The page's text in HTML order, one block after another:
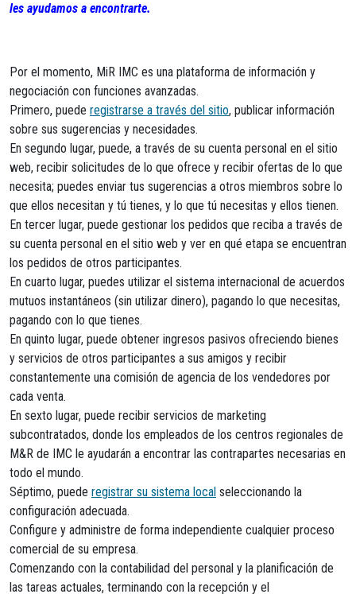
les ayudamos a encontrarte.
Por el momento, MiR IMC es una plataforma de información y
negociación con funciones avanzadas.
Primero, puede registrarse a través del sitio, publicar información
sobre sus sugerencias y necesidades.
En segundo lugar, puede, a través de su cuenta personal en el sitio
web, recibir solicitudes de lo que ofrece y recibir ofertas de lo que
necesita; puedes enviar tus sugerencias a otros miembros sobre lo
que ellos necesitan y tú tienes, y lo que tú necesitas y ellos tienen.
En tercer lugar, puede gestionar los pedidos que reciba a través de
su cuenta personal en el sitio web y ver en qué etapa se encuentran
los pedidos de otros participantes.
En cuarto lugar, puedes utilizar el sistema internacional de acuerdos
mutuos instantáneos (sin utilizar dinero), pagando lo que necesitas,
pagando con lo que tienes.
En quinto lugar, puede obtener ingresos pasivos ofreciendo bienes
y servicios de otros participantes a sus amigos y recibir
constantemente una comisión de agencia de los vendedores por
cada venta.
En sexto lugar, puede recibir servicios de marketing
subcontratados, donde los empleados de los centros regionales de
M&R de IMC le ayudarán a encontrar las contrapartes necesarias en
todo el mundo.
Séptimo, puede registrar su sistema local seleccionando la
configuración adecuada.
Configure y administre de forma independiente cualquier proceso
comercial de su empresa.
Comenzando con la contabilidad del personal y la planificación de
las tareas actuales, terminando con la recepción y el